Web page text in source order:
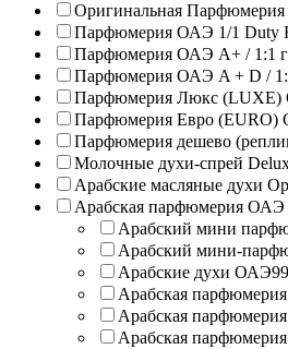
Оригинальная Парфюмерия
Парфюмерия ОАЭ 1/1 Duty
Парфюмерия ОАЭ A+ / 1:1
Парфюмерия ОАЭ A + D / 1:1
Парфюмерия Люкс
Парфюмерия Евро (EURO)
Парфюмерия дешево
Молочные духи-спрей
Арабские масляные духи
Арабская парфюмерия
Арабский мини
Арабский мини-
Арабские духи ОАЭ
Арабская
Арабская
Арабская